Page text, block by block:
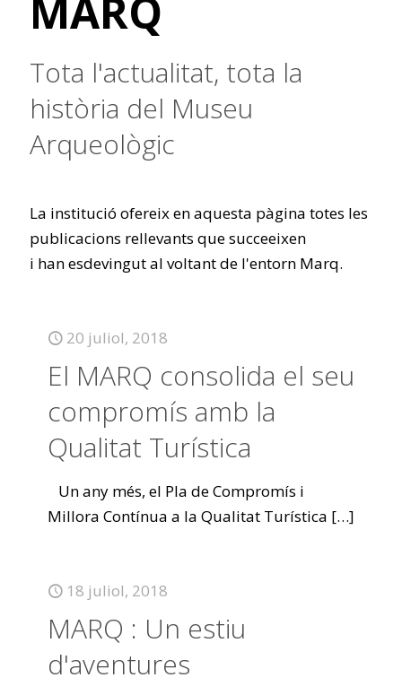
MARQ
Tota l'actualitat, tota la
història del Museu
Arqueològic
La institució ofereix en aquesta pàgina totes les
publicacions rellevants que succeeixen
i han esdevingut al voltant de l'entorn Marq.
20 juliol, 2018
El MARQ consolida el seu
compromís amb la
Qualitat Turística
Un any més, el Pla de Compromís i
Millora Contínua a la Qualitat Turística […]
18 juliol, 2018
MARQ : Un estiu
d'aventures